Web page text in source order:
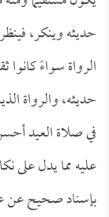
حديثه وينكر،
الرواة سواءً كانوا
حديثه، والرواة
في صلاة العيد
عليه مما يدل على
بإسناد صحيح عن